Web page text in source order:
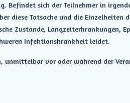
Befindet sich der Teilnehmer in
diese Tatsache und die
Zustände, Langzeiterkrankungen,
Infektionskrankheit leidet.
unmittelbar vor oder während der